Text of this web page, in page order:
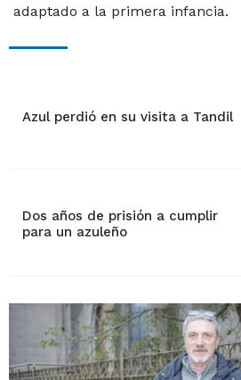
adaptado a la primera infancia.
Azul perdió en su visita a Tandil
Dos años de prisión a cumplir
para un azuleño